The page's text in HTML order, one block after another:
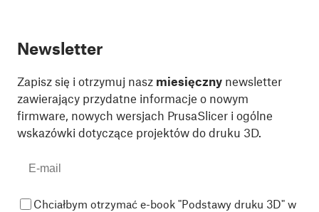
Newsletter
Zapisz się i otrzymuj nasz miesięczny newsletter
zawierający przydatne informacje o nowym
firmware, nowych wersjach PrusaSlicer i ogólne
wskazówki dotyczące projektów do druku 3D.
Chciałbym otrzymać e-book "Podstawy druku 3D" w